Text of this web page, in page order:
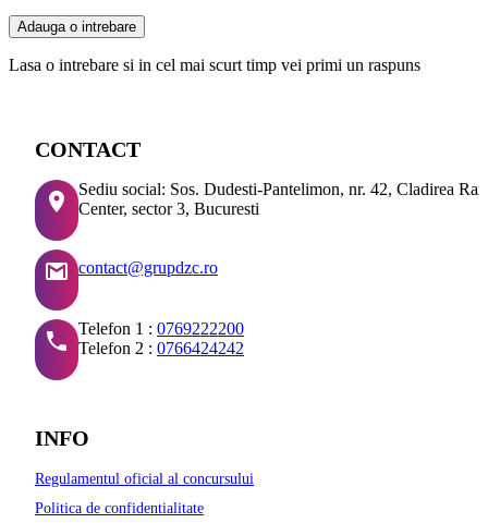
Adauga o intrebare
Lasa o intrebare si in cel mai scurt timp vei primi un raspuns
CONTACT
Sediu social: Sos. Dudesti-Pantelimon, nr. 42, Cladirea
Center, sector 3, Bucuresti
contact@grupdzc.ro
Telefon 1 : 0769222200
Telefon 2 : 0766424242
INFO
Regulamentul oficial al concursului
Politica de confidentialitate